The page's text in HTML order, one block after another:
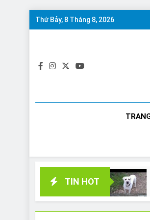
Skip
Thứ Bảy, 8 Tháng 8, 2026
TIN HOT